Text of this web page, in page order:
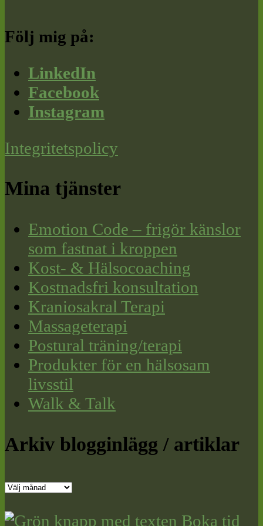
Följ mig på:
LinkedIn
Facebook
Instagram
Integritetspolicy
Mina tjänster
Emotion Code – frigör känslor
som fastnat i kroppen
Kost- & Hälsocoaching
Kostnadsfri konsultation
Kraniosakral Terapi
Massageterapi
Postural träning/terapi
Produkter för en hälsosam
livsstil
Walk & Talk
Arkiv blogginlägg / artiklar
Arkiv